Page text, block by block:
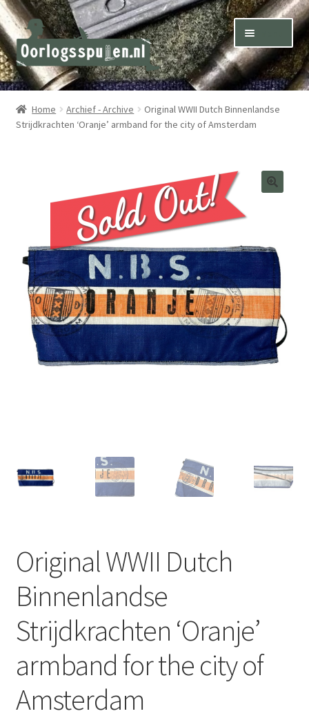
Skip
to
navigation
Skip
to
content
Winkel – Shop
Over ons – About us
Contact
Terms & Conditions – Shipping & Delivery
Home Archief - Archive
Original WWII Dutch Binnenlandse
Strijdkrachten ‘Oranje’ armband for the city of Amsterdam
Original WWII Dutch
Binnenlandse
Strijdkrachten ‘Oranje’
armband for the city of
Amsterdam